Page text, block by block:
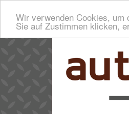
Wir verwenden Cookies, um
Sie auf Zustimmen klicken,